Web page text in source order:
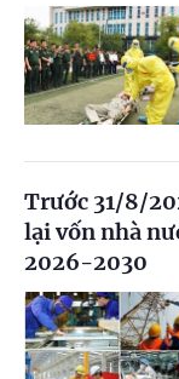
Trước 31/8/
lại vốn nhà
2026-2030